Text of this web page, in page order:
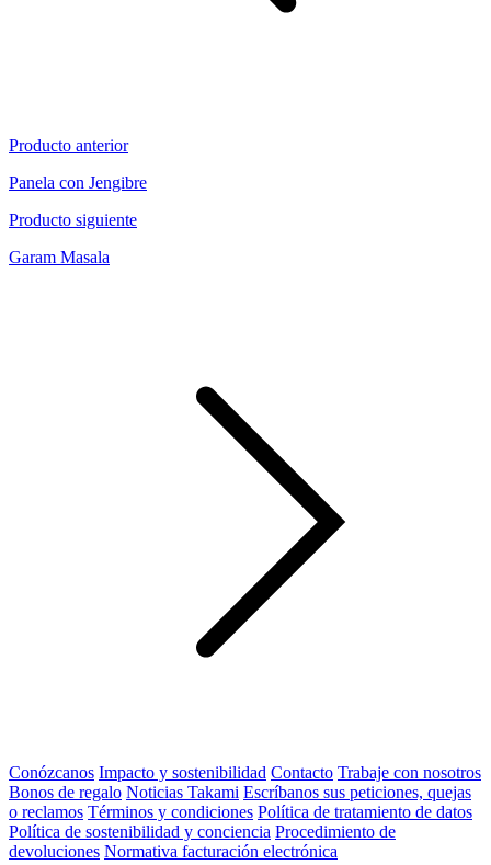
Producto anterior
Panela con Jengibre
Producto siguiente
Garam Masala
Conózcanos Impacto y sostenibilidad Contacto Trabaje con nosotros
Bonos de regalo Noticias Takami Escríbanos sus peticiones, quejas
o reclamos Términos y condiciones Política de tratamiento de datos
Política de sostenibilidad y conciencia Procedimiento de
devoluciones Normativa facturación electrónica